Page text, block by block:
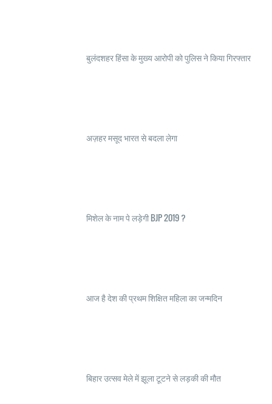
बुलंदशहर हिंसा के मुख्य आरोपी को पुलिस ने किया गिरफ्तार
अज़हर मसूद भारत से बदला लेगा
मिशेल के नाम पे लड़ेगी BJP 2019 ?
आज है देश की प्रथम शिक्षित महिला का जन्मदिन
बिहार उत्सव मेले में झूला टूटने से लड़की की मौत